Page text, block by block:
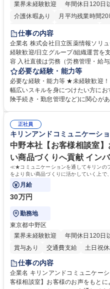
業界未経験歓迎
年間休日120日
介護休暇あり
月平均残業時間20
住宅手当あり
育休あり
完全週休2日制 交通
仕事の内容
企業名 株式会社日立医薬情報ソリューションズ 求人名
経験歓迎/日立グループ/組織運営を支え
容 入社直後は労務（労務管理・給
任せいたします。将来は総務・採用
営を支えるゼネラリストをめざせます。 ・初期業務：労働時間管
計算、社会保険対応、福利厚生管
します。ご経験に応じて、休職者管
★メンバーがマンツーマンで丁寧
幅広く経験を積みたい意欲がある方に最適な
務・人事】未経験歓迎/日立グルー
指す
必要な経験・能力等
必要な経験・能力等 ★未経験歓迎
幅広いスキルを身につけたい方におすすめ！ ■労務管理(給
険手続き・勤怠管理など)に関心が
マネジメント職として活躍したい
のご経験 ■労務管理（給与計算・社
■衛生管理者の資格をお持ちの方 学歴・資格 学歴：大学院 大学 高専 短大
専修学校 高校 語学力： 資格：
正社員
キリンアンドコミュニケーシ
中野本社【お客様相談室
い商品づくりへ貢献 イン
≪★コミュニケーションを通してキリン
をより良い商品づくりに活かしていく上で
月給
30万円
勤務地
東京都中野区
業界未経験歓迎
年間休日120日
賞与あり
交通費支給 土日祝
仕事の内容
企業名 キリンアンドコミュニケーションズ株式会
客様相談室】お客様のお声をもとにより